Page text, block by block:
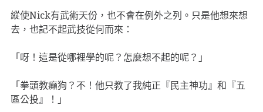
縱使Nick有武術天份，也不會在例外之列。只是他想來想
去，也記不起武技從何而來：
「呀！這是從哪裡學的呢？怎麼想不起的呢？」
「拳頭教癲狗？不！他只教了我純正『民主神功』和『五
區公投』！」